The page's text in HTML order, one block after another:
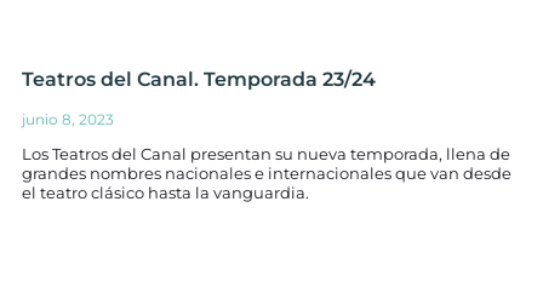
Teatros del Canal. Temporada 23/24
junio 8, 2023
Los Teatros del Canal presentan su nueva temporada, llena de
grandes nombres nacionales e internacionales que van desde
el teatro clásico hasta la vanguardia.